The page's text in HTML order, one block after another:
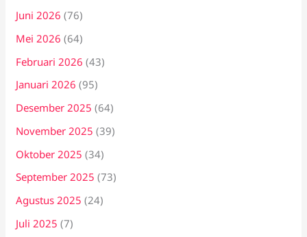
Juni 2026 (76)
Mei 2026 (64)
Februari 2026 (43)
Januari 2026 (95)
Desember 2025 (64)
November 2025 (39)
Oktober 2025 (34)
September 2025 (73)
Agustus 2025 (24)
Juli 2025 (7)